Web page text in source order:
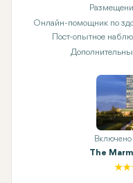
Онлайн-помощник по
Пост-опытное
Включено
The